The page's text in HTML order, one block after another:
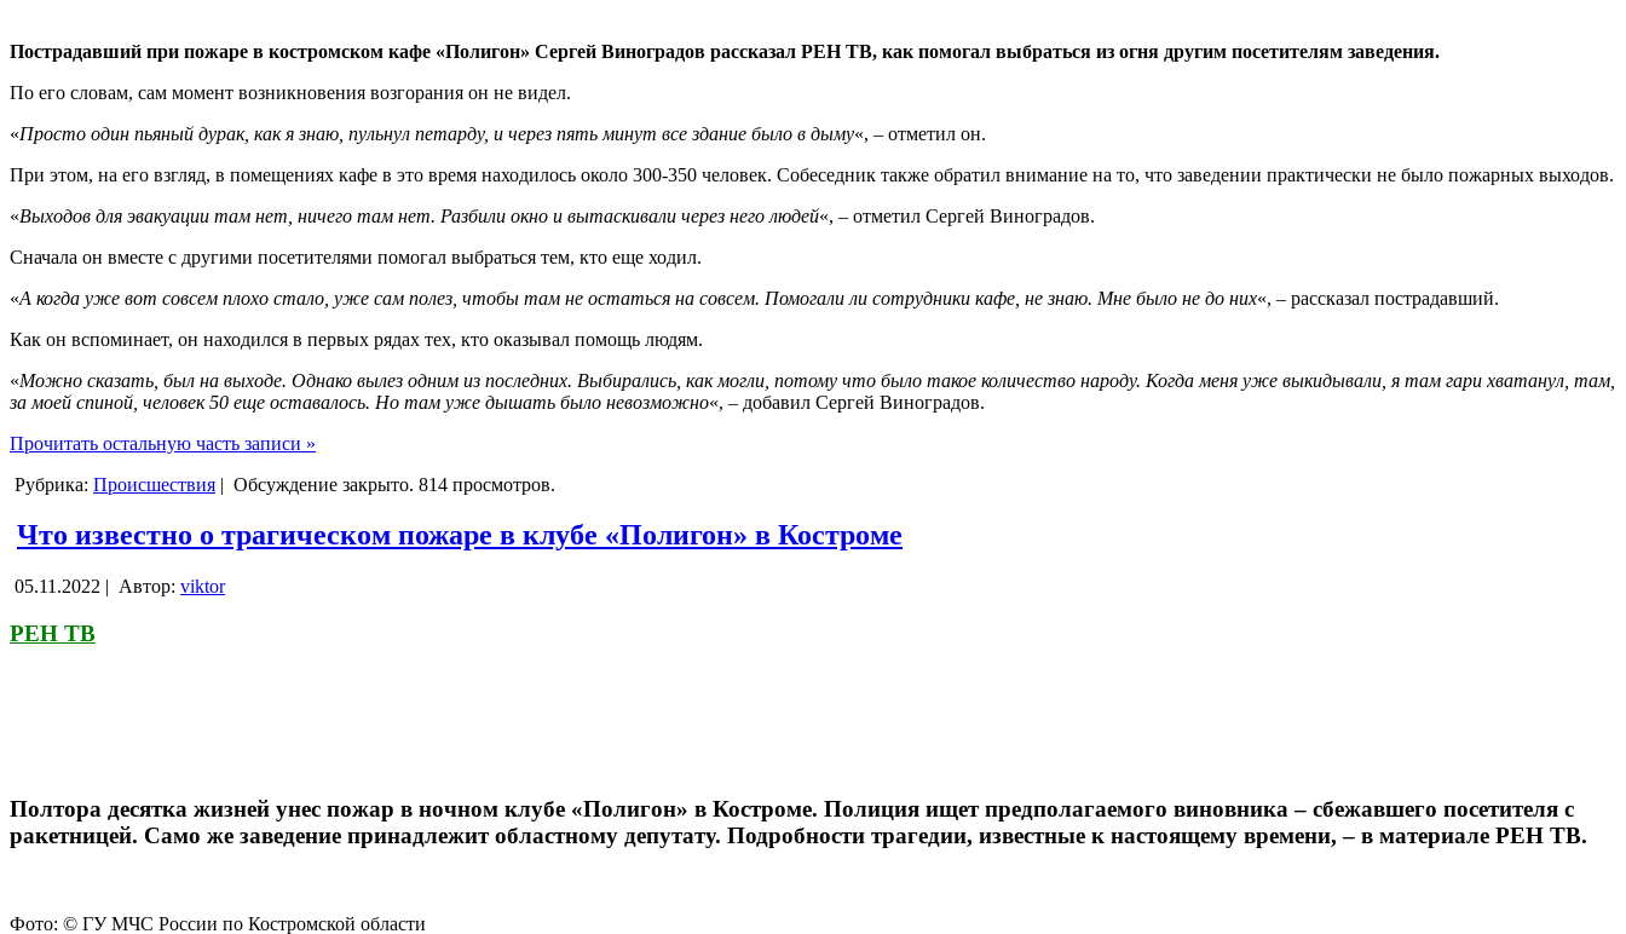
Пострадавший при пожаре в костромском кафе «Полигон» Сергей Виноградов рассказал РЕН ТВ, как помогал выбраться из огня другим посетителям заведения.
По его словам, сам момент возникновения возгорания он не видел.
«Просто один пьяный дурак, как я знаю, пульнул петарду, и через пять минут все здание было в дыму«, – отметил он.
При этом, на его взгляд, в помещениях кафе в это время находилось около 300-350 человек. Собеседник также обратил внимание на то, что заведении практически не было пожарных выходов.
«Выходов для эвакуации там нет, ничего там нет. Разбили окно и вытаскивали через него людей«, – отметил Сергей Виноградов.
Сначала он вместе с другими посетителями помогал выбраться тем, кто еще ходил.
«А когда уже вот совсем плохо стало, уже сам полез, чтобы там не остаться на совсем. Помогали ли сотрудники кафе, не знаю. Мне было не до них«, – рассказал пострадавший.
Как он вспоминает, он находился в первых рядах тех, кто оказывал помощь людям.
«Можно сказать, был на выходе. Однако вылез одним из последних. Выбирались, как могли, потому что было такое количество народу. Когда меня уже выкидывали, я там гари хватанул, там,
за моей спиной, человек 50 еще оставалось. Но там уже дышать было невозможно«, – добавил Сергей Виноградов.
Прочитать остальную часть записи »
Рубрика: Происшествия | Обсуждение закрыто. 814 просмотров.
Что известно о трагическом пожаре в клубе «Полигон» в Костроме
05.11.2022 | Автор: viktor
РЕН ТВ
Полтора десятка жизней унес пожар в ночном клубе «Полигон» в Костроме. Полиция ищет предполагаемого виновника – сбежавшего посетителя с
ракетницей. Само же заведение принадлежит областному депутату. Подробности трагедии, известные к настоящему времени, – в материале РЕН ТВ.
Фото: © ГУ МЧС России по Костромской области